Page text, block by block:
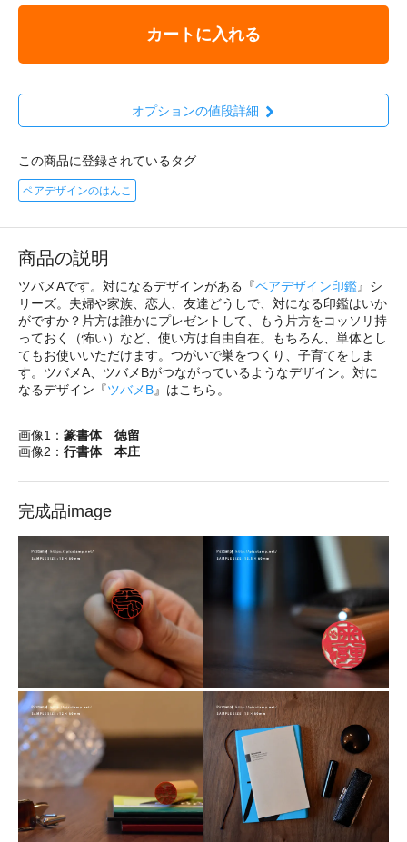
カートに入れる
オプションの値段詳細
この商品に登録されているタグ
ペアデザインのはんこ
商品の説明
ツバメAです。対になるデザインがある『ペアデザイン印鑑』シ
リーズ。夫婦や家族、恋人、友達どうしで、対になる印鑑はいか
がですか？片方は誰かにプレゼントして、もう片方をコッソリ持
っておく（怖い）など、使い方は自由自在。もちろん、単体とし
てもお使いいただけます。つがいで巣をつくり、子育てをしま
す。ツバメA、ツバメBがつながっているようなデザイン。対に
なるデザイン『ツバメB』はこちら。
画像1： 篆書体 徳留
画像2： 行書体 本庄
完成品image